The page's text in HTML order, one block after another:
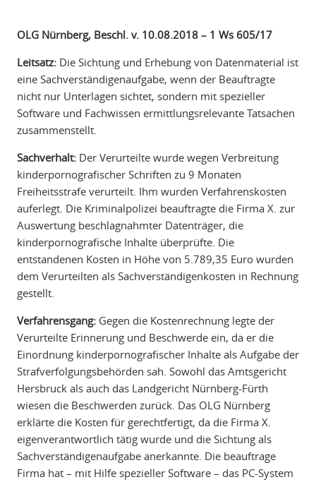
OLG Nürnberg, Beschl. v. 10.08.2018 – 1 Ws 605/17
Leitsatz:Die Sichtung und Erhebung von Datenmaterial ist
eine Sachverständigenaufgabe, wenn der Beauftragte
nicht nur Unterlagen sichtet, sondern mit spezieller
Software und Fachwissen ermittlungsrelevante Tatsachen
zusammenstellt.
Sachverhalt:Der Verurteilte wurde wegen Verbreitung
kinderpornografischer Schriften zu 9 Monaten
Freiheitsstrafe verurteilt. Ihm wurden Verfahrenskosten
auferlegt. Die Kriminalpolizei beauftragte die Firma X. zur
Auswertung beschlagnahmter Datenträger, die
kinderpornografische Inhalte überprüfte. Die
entstandenen Kosten in Höhe von 5.789,35 Euro wurden
dem Verurteilten als Sachverständigenkosten in Rechnung
gestellt.
Verfahrensgang:Gegen die Kostenrechnung legte der
Verurteilte Erinnerung und Beschwerde ein, da er die
Einordnung kinderpornografischer Inhalte als Aufgabe der
Strafverfolgungsbehörden sah. Sowohl das Amtsgericht
Hersbruck als auch das Landgericht Nürnberg-Fürth
wiesen die Beschwerden zurück. Das OLG Nürnberg
erklärte die Kosten für gerechtfertigt, da die Firma X.
eigenverantwortlich tätig wurde und die Sichtung als
Sachverständigenaufgabe anerkannte. Die beauftrage
Firma hat – mit Hilfe spezieller Software – das PC-System